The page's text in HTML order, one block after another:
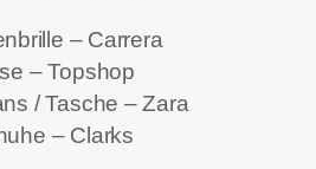
– Carrera
– Topshop
/ Tasche – Zara
– Clarks